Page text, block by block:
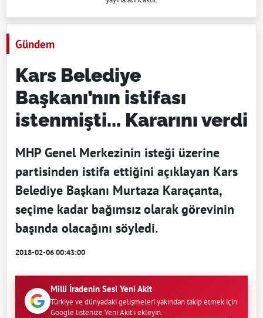
Gündem
Kars Belediye
Başkanı’nın istifası
istenmişti... Kararını verdi
MHP Genel Merkezinin isteği üzerine
partisinden istifa ettiğini açıklayan Kars
Belediye Başkanı Murtaza Karaçanta,
seçime kadar bağımsız olarak görevinin
başında olacağını söyledi.
2018-02-06 00:43:00
Milli İradenin Sesi Yeni Akit
Türkiye ve dünyadaki gelişmeleri yakından takip etmek için
Google listenize Yeni Akit'i ekleyin.